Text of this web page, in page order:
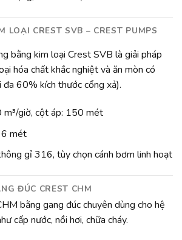
LOẠI CREST SVB – CREST PUMPS
bằng kim loại Crest SVB là giải pháp
hóa chất khắc nghiệt và ăn mòn có
60% kích thước cổng xả).
m³/giờ, cột áp: 150 mét
6 mét
gỉ 316, tùy chọn cánh bơm linh hoạt
ĐÚC CREST CHM
bằng gang đúc chuyên dùng cho hệ
cấp nước, nồi hơi, chữa cháy.